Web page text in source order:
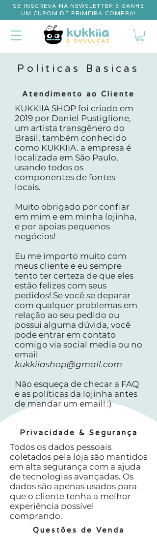
SE INSCREVA NA NEWSLETTER E GANHE
UM CUPOM DE PRIMEIRA COMPRA!
Politicas Basicas
Atendimento ao Cliente
KUKKIIA SHOP foi criado em
2019 por Daniel Pustiglione,
um artista transgênero do
Brasil, também conhecido
como KUKKIIA. a empresa é
localizada em São Paulo,
usando todos os
componentes de fontes
locais.
Muito obrigado por confiar
em mim e em minha lojinha,
e por apoias pequenos
negócios!
Eu me importo muito com
meus cliente e eu sempre
tento ter certeza de que eles
estão felizes com seus
pedidos! Se você se deparar
com qualquer problemas em
relação ao seu pedido ou
possui alguma dúvida, você
pode entrar em contato
comigo via social media ou no
email
kukkiiashop@gmail.com
Não esqueça de checar a FAQ
e as políticas da lojinha antes
de mandar um email! :)
Privacidade & Segurança
Todos os dados pessoais
coletados pela loja são mantidos
em alta segurança com a ajuda
de tecnologias avançadas. Os
dados são apenas usados para
que o cliente tenha a melhor
experiência possível
comprando.
Questões de Venda